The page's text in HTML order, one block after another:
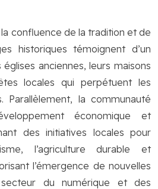
la confluence de la tradition et de
historiques témoignent d’un
anciennes, leurs maisons
locales qui perpétuent les
Parallèlement, la communauté
économique et
des initiatives locales pour
l’agriculture durable et
l’émergence de nouvelles
du numérique et des